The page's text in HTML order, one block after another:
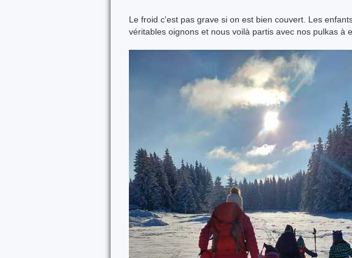
Le froid c'est pas grave si on est bien couvert. Les
véritables oignons et nous voilà partis avec nos pulkas à